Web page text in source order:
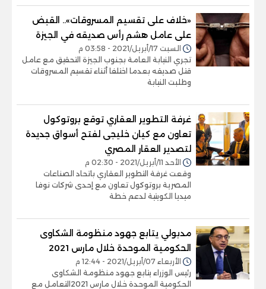
«خلاف على تقسيم المسروقات».. القبض
على عامل هشم رأس صديقه في الجيزة
السبت 17/أبريل/2021 - 03:58 م
تجري النيابة العامة بجنوب الجيزة التحقيق مع عامل
قتل صديقه بعدما اختلفا أثناء تقسيم المسروقات
وطلبت النيابة
غرفة التطوير العقاري توقع بروتوكول
تعاون مع كيان خليجى لفتح أسواق جديدة
لتصدير العقار المصري
الأحد 11/أبريل/2021 - 02:30 م
وقعت غرفة التطوير العقاري باتحاد الصناعات
المصرية بروتوكول تعاون مع إحدى شركات نوفا
ميديا الكويتية لدعم خطة
مدبولي يتابع جهود منظومة الشكاوى
الحكومية الموحدة خلال مارس 2021
الأربعاء 07/أبريل/2021 - 12:44 م
رئيس الوزراء يتابع جهود منظومة الشكاوى
الحكومية الموحدة خلال مارس 2021التعامل مع